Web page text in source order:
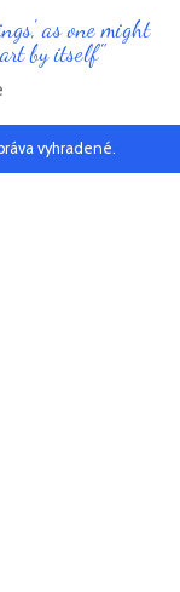
as one might
by itself"
vyhradené.